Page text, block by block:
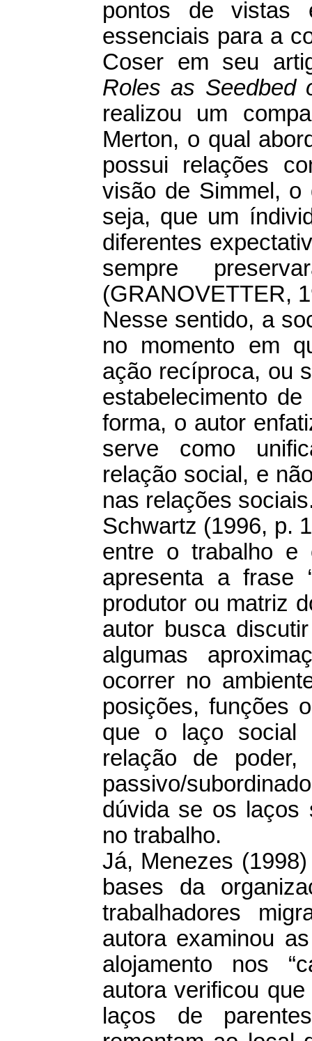
pontos de vistas
essenciais para a
Coser em seu
Roles as Seedbed
realizou um
Merton, o qual
possui relações
visão de Simmel, o
seja, que um
diferentes
sempre
(GRANOVETTER,
Nesse sentido, a
no momento em
ação recíproca, ou
estabelecimento
forma, o autor
serve como
relação social, e
nas relações
Schwartz (1996, p.
entre o trabalho e
apresenta a frase
produtor ou matriz
autor busca
algumas
ocorrer no
posições, funções
que o laço social
relação de
passivo/
dúvida se os laços
no trabalho.
Já, Menezes
bases da
trabalhadores
autora examinou
alojamento nos
autora verificou
laços de